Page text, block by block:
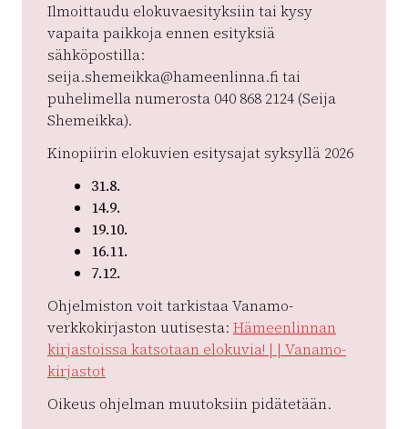
Ilmoittaudu elokuvaesityksiin tai kysy
vapaita paikkoja ennen esityksiä
sähköpostilla:
seija.shemeikka@hameenlinna.fi tai
puhelimella numerosta 040 868 2124 (Seija
Shemeikka).
Kinopiirin elokuvien esitysajat syksyllä 2026
31.8.
14.9.
19.10.
16.11.
7.12.
Ohjelmiston voit tarkistaa Vanamo-
verkkokirjaston uutisesta: Hämeenlinnan
kirjastoissa katsotaan elokuvia! | | Vanamo-
kirjastot
Oikeus ohjelman muutoksiin pidätetään.